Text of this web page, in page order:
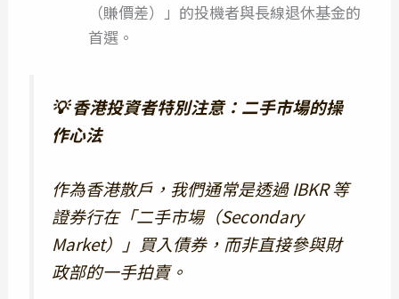
（賺價差）」的投機者與長線退休基金的
首選。
💡 香港投資者特別注意：二手市場的操
作心法
作為香港散戶，我們通常是透過 IBKR 等
證券行在「二手市場（Secondary
Market）」買入債券，而非直接參與財
政部的一手拍賣。